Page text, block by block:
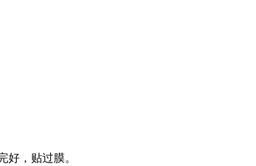
，贴过膜。